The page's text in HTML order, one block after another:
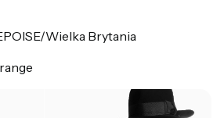
Wielka Brytania